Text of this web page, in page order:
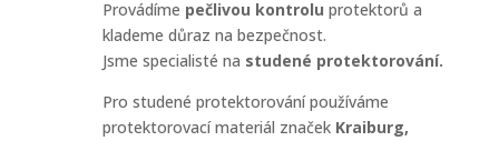
Provádíme pečlivou kontrolu protektorů a
klademe důraz na bezpečnost.
Jsme specialisté na studené protektorování.
Pro studené protektorování používáme
protektorovací materiál značek Kraiburg,